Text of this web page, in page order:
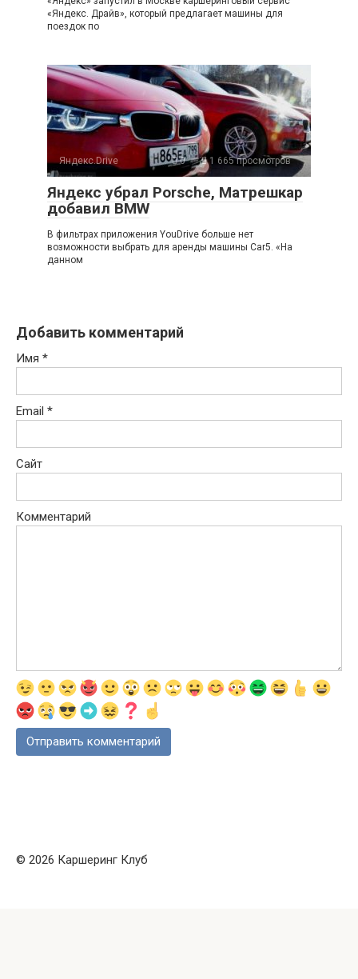
«Яндекс. Драйв», который предлагает машины для
поездок по
Яндекс.Drive 0 1 665 просмотров
Яндекс убрал Porsche, Матрешкар
добавил BMW
В фильтрах приложения YouDrive больше нет
возможности выбрать для аренды машины Car5. «На
данном
Добавить комментарий
Имя *
Email *
Сайт
Комментарий
© 2026 Каршеринг Клуб